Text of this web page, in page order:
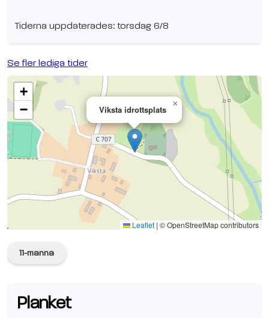
Tiderna uppdaterades: torsdag 6/8
Se fler lediga tider
Viksta idrottsplats
×
+
−
Leaflet | © OpenStreetMap contributors
Se planen på Google Maps
11-manna
Planket